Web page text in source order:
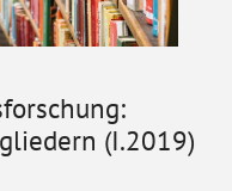
(I.2019)